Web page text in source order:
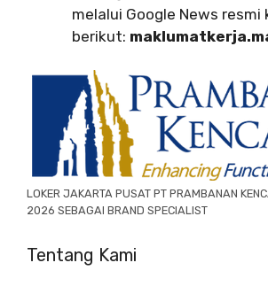
melalui Google News
berikut:
LOKER JAKARTA PUSAT PT PRAMBANAN
2026 SEBAGAI BRAND SPECIALIST
Tentang Kami